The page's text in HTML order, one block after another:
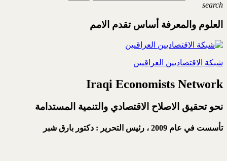
search
العلوم والمعرفة أساس تقدم الامم
شبكة الاقتصاديين العراقيين
Iraqi Economists Network
نحو تحقيق الاصلاح الاقتصادي والتنمية المستدامة
تأسست في عام 2009 ، رئيس التحرير : دكتور بارق شبر